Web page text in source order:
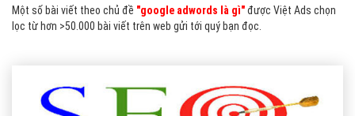
Một số bài viết theo chủ đề "google adwords là gì"được Việt Ads chọn
lọc từ hơn >50.000 bài viết trên web gửi tới quý bạn đọc.